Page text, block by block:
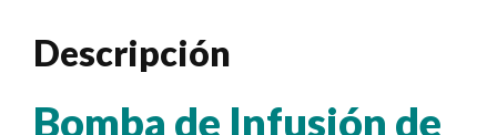
Descripción
Bomba de Infusión de